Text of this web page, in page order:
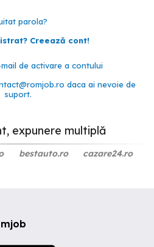
parola?
Creează cont!
de activare a contului
daca ai nevoie de
suport.
expunere multiplă
bestauto.ro cazare24.ro